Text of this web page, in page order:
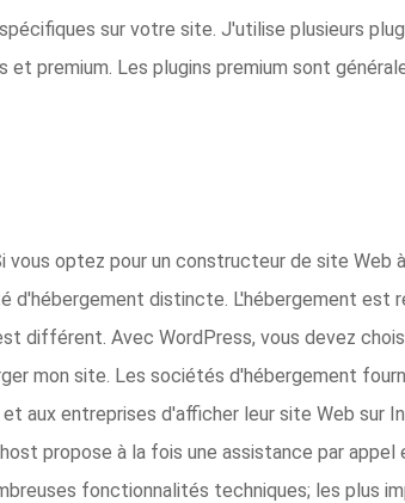
sur votre site. J'utilise plusieurs
premium. Les plugins premium sont
optez pour un constructeur de site Web
d'hébergement distincte. L'hébergement est
différent. Avec WordPress, vous devez
mon site. Les sociétés d'hébergement
aux entreprises d'afficher leur site Web sur
propose à la fois une assistance par appel
fonctionnalités techniques; les plus